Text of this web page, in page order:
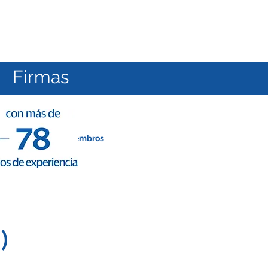
Firmas
Nuestros Miembros